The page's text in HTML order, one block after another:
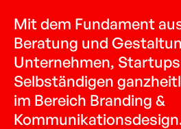
Mit dem Fundament
Beratung und
Unternehmen,
Selbständigen
im Bereich Branding &